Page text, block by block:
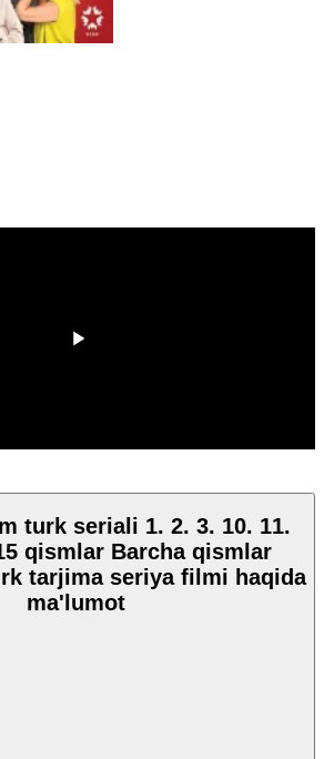
turk seriali 1. 2. 3. 10. 11.
qismlar Barcha qismlar
tarjima seriya filmi haqida
ma'lumot